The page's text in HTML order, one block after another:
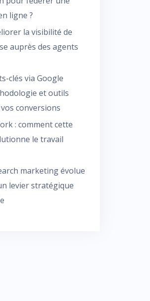
ligne ?
la visibilité de
auprès des agents
clés via Google
et outils
conversions
: comment cette
le travail
marketing évolue
levier stratégique